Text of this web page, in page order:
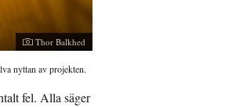
Thor Balkhed
nyttan av projekten.
fel. Alla säger